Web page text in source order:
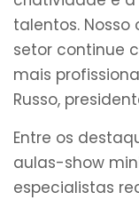
talentos.
setor continue
mais
Russo,
Entre os
aulas-show
especialistas